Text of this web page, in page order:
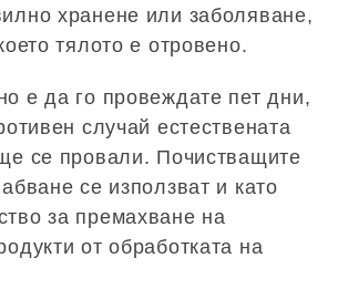
хранене или заболяване,
тялото е отровено.
е да го провеждате пет дни,
случай естествената
се провали. Почистващите
се използват и като
за премахване на
от обработката на